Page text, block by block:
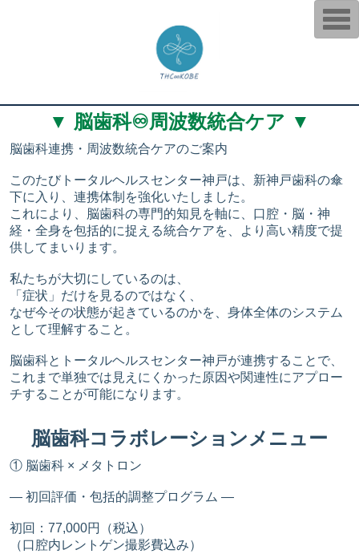
▼ 脳歯科♾️周波数統合ケア ▼
脳歯科連携・周波数統合ケアのご案内
このたびトータルヘルスセンター神戸は、新神戸歯科の傘
下に入り、連携体制を強化いたしました。
これにより、脳歯科の専門的知見を軸に、口腔・脳・神
経・全身を包括的に捉える統合ケアを、より高い精度で提
供してまいります。
私たちが大切にしているのは、
「症状」だけを見るのではなく、
なぜ今その状態が起きているのかを、身体全体のシステム
として理解すること。
脳歯科とトータルヘルスセンター神戸が連携することで、
これまで単独では見えにくかった原因や関連性にアプロー
チすることが可能になります。
脳歯科コラボレーションメニュー
① 脳歯科 × メタトロン
― 初回評価・包括的調整プログラム ―
初回：77,000円（税込）
（口腔内レントゲン撮影費込み）
T
o
g
o